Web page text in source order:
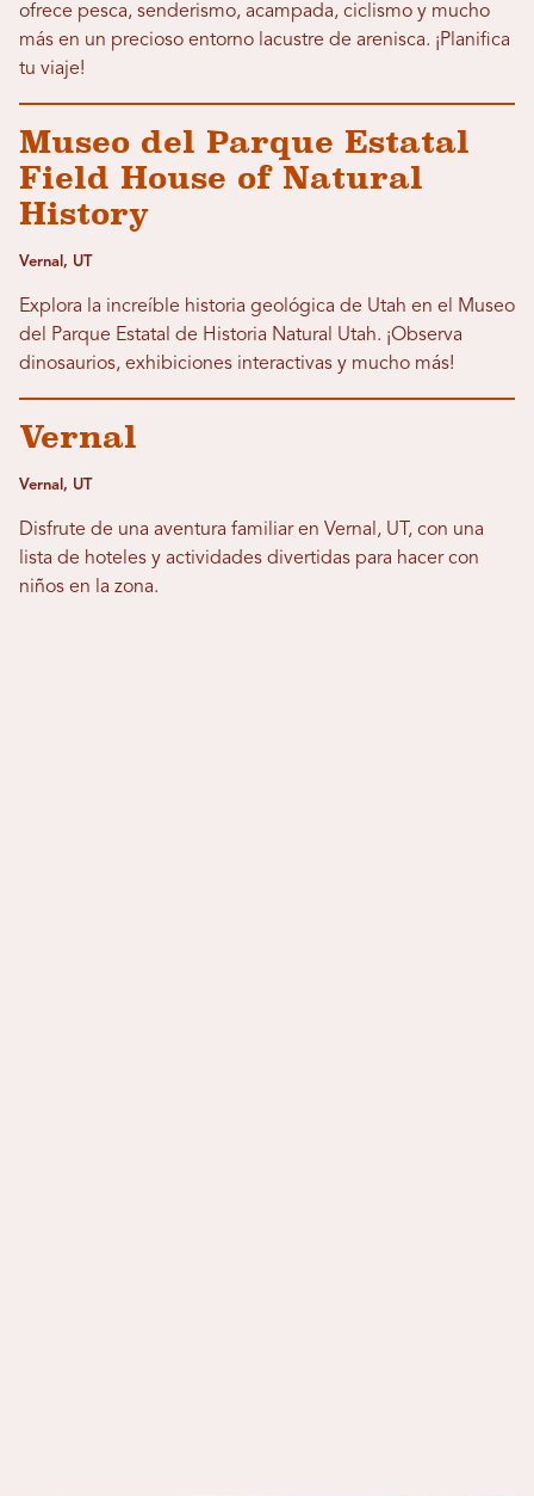
ofrece pesca, senderismo, acampada, ciclismo y mucho
más en un precioso entorno lacustre de arenisca. ¡Planifica
tu viaje!
Museo del Parque Estatal
Field House of Natural
History
Vernal, UT
Explora la increíble historia geológica de Utah en el Museo
del Parque Estatal de Historia Natural Utah. ¡Observa
dinosaurios, exhibiciones interactivas y mucho más!
Vernal
Vernal, UT
Disfrute de una aventura familiar en Vernal, UT, con una
lista de hoteles y actividades divertidas para hacer con
niños en la zona.